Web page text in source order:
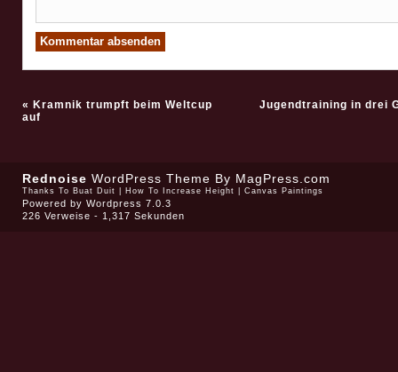
« Kramnik trumpft beim Weltcup
auf
Jugendtraining in drei
Rednoise WordPress Theme By MagPress.com
Thanks To Buat Duit How To Increase Height Canvas Paintings
Powered by Wordpress 7.0.3
226 Verweise - 1,317 Sekunden